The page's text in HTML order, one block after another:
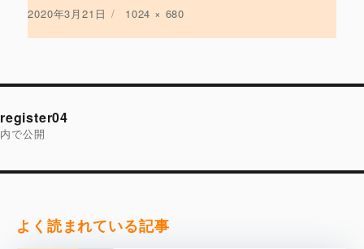
投
2020年3月21日
フ
ズ
1024 × 680
投
ナ
ビ
ゲ
シ
register04
内で公開
よく読まれている記事